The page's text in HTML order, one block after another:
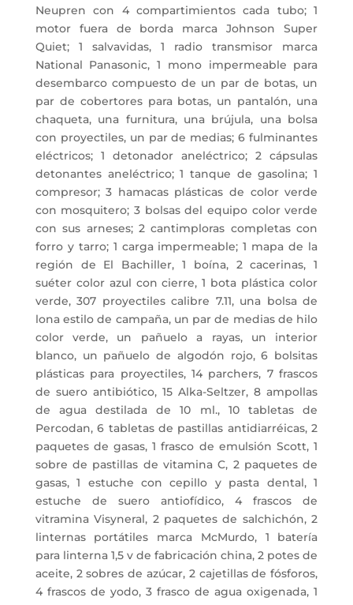
Neupren con 4 compartimientos cada tubo; 1
motor fuera de borda marca Johnson Super
Quiet; 1 salvavidas, 1 radio transmisor marca
National Panasonic, 1 mono impermeable para
desembarco compuesto de un par de botas, un
par de cobertores para botas, un pantalón, una
chaqueta, una furnitura, una brújula, una bolsa
con proyectiles, un par de medias; 6 fulminantes
eléctricos; 1 detonador aneléctrico; 2 cápsulas
detonantes aneléctrico; 1 tanque de gasolina; 1
compresor; 3 hamacas plásticas de color verde
con mosquitero; 3 bolsas del equipo color verde
con sus arneses; 2 cantimploras completas con
forro y tarro; 1 carga impermeable; 1 mapa de la
región de El Bachiller, 1 boína, 2 cacerinas, 1
suéter color azul con cierre, 1 bota plástica color
verde, 307 proyectiles calibre 7.11, una bolsa de
lona estilo de campaña, un par de medias de hilo
color verde, un pañuelo a rayas, un interior
blanco, un pañuelo de algodón rojo, 6 bolsitas
plásticas para proyectiles, 14 parchers, 7 frascos
de suero antibiótico, 15 Alka-Seltzer, 8 ampollas
de agua destilada de 10 ml., 10 tabletas de
Percodan, 6 tabletas de pastillas antidiarréicas, 2
paquetes de gasas, 1 frasco de emulsión Scott, 1
sobre de pastillas de vitamina C, 2 paquetes de
gasas, 1 estuche con cepillo y pasta dental, 1
estuche de suero antiofídico, 4 frascos de
vitramina Visyneral, 2 paquetes de salchichón, 2
linternas portátiles marca McMurdo, 1 batería
para linterna 1,5 v de fabricación china, 2 potes de
aceite, 2 sobres de azúcar, 2 cajetillas de fósforos,
4 frascos de yodo, 3 frasco de agua oxigenada, 1